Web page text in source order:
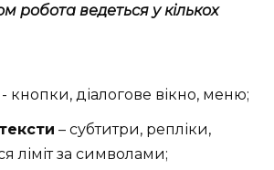
робота ведеться у кількох
- кнопки, діалогове вікно, меню;
– субтитри, репліки,
ліміт за символами;